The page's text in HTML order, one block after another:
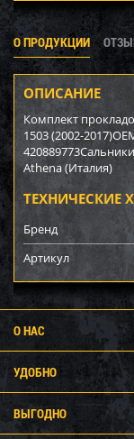
О ПРОДУКЦИИ
ОПИСАНИЕ
Комплект
1503 (2002-
Athena (Италия)
ТЕХНИЧЕСКИЕ
Бренд
Артикул
О НАС
УДОБНО
ВЫГОДНО